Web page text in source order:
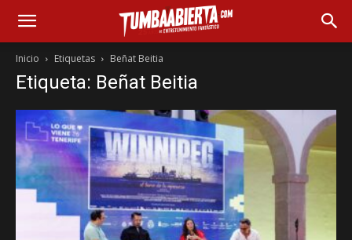
Inicio Etiquetas Beñat Beitia
Etiqueta: Beñat Beitia